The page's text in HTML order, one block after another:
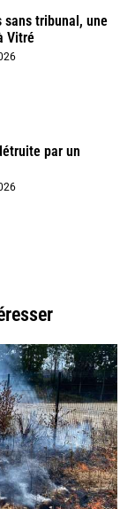
sans tribunal, une
Vitré
par un